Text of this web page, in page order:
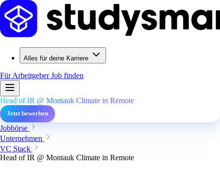
Alles für deine Karriere
Für ArbeitgeberJob finden
Head of IR @ Montauk Climate in Remote
Jetzt bewerben
Jobbörse
Unternehmen
VC Stack
Head of IR @ Montauk Climate in Remote